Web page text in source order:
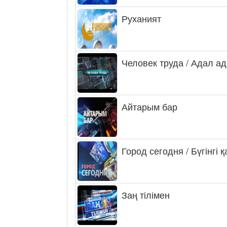
Руханият
Человек труда / Адал
Айтарым бар
Город сегодня / Бүгінгі
Заң тілімен